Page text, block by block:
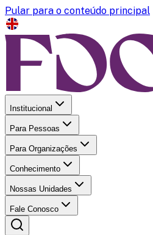
Pular para o conteúdo principal
Institucional
Para Pessoas
Para Organizações
Conhecimento
Nossas Unidades
Fale Conosco